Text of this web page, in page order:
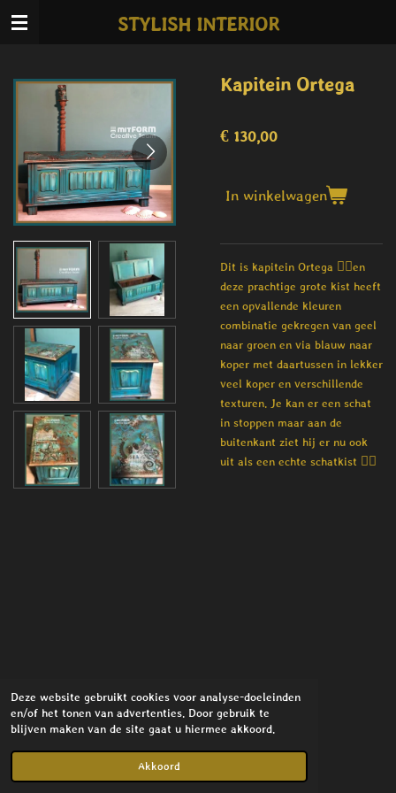
Deze website gebruikt cookies voor analyse-doeleinden
en/of het tonen van advertenties. Door gebruik te
blijven maken van de site gaat u hiermee akkoord.
Akkoord
Ga
de
hoofdinhoud
STYLISH INTERIOR
Kapitein Ortega
€ 130,00
In winkelwagen
Dit is kapitein Ortega 🏴‍☠️en
deze prachtige grote kist heeft
een opvallende kleuren
combinatie gekregen van geel
naar groen en via blauw naar
koper met daartussen in lekker
veel koper en verschillende
texturen. Je kan er een schat
in stoppen maar aan de
buitenkant ziet hij er nu ook
uit als een echte schatkist 🏴‍☠️
© 2021 - 2026 Stylish Interior
Powered by